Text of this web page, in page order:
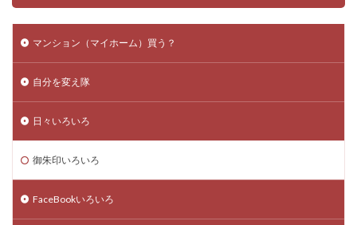
マンション（マイホーム）買う？
自分を変え隊
日々いろいろ
御朱印いろいろ
FaceBookいろいろ